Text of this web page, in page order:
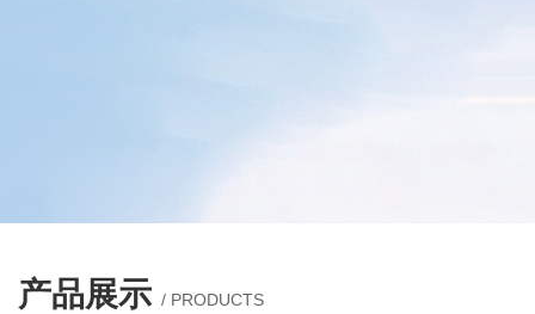
产品展示 / PRODUCTS